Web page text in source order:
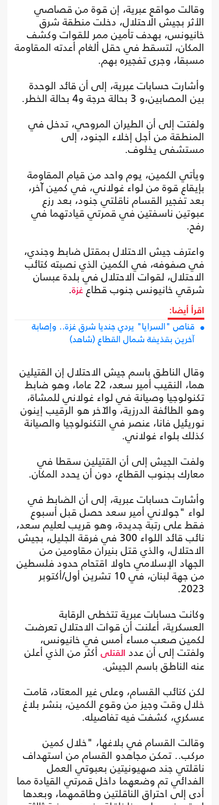
وقالت مواقع عبرية، إن قوة من قصاصي
الأثر بجيش الاحتلال، دخلت منطقة شرق
خانيونس، بهدف تأمين ممر للقوات وكشف
المكان، لتسقط في حقل ألغام أعدته المقاومة
مسبقا، وجرى تفجيره بهم.
وأشارت حسابات عبرية، إلى أن قائد الوحدة
بين المصابين،و 3 بحالة حرجة و4 بحالة الخطر.
ولفتت إلى أن الطيران المروحي، تدخل في
المنطقة من أجل إخلاء الجنود، إلى
مستشفى يخلوف.
ويأتي الكمين، يوم واحد من قيام المقاومة
بإيقاع قوة من لواء غولاني، في كمين آخر،
بعد تفجير القسام ناقلتي جنود، بعد رزع
عبوتين ناسفتين في قمرتي قيادتهما في
رفح.
واعترف جيش الاحتلال بمقتل ضابط وجندي،
في صفوفه، في الكمين الذي نصبته كتائب
الاحتلال، لقوات الاحتلال في بلدة عبسان
شرقي خانيونس جنوب قطاعغزة.
اقرأ أيضا:
قناص "السرايا" يردي جنديا شرق غزة.. وإصابة
آخرين بقذيفة شمال القطاع (شاهد)
وقال الناطق باسم جيش الاحتلال إن القتيلين
هما، النقيب أمير سعد، 22 عاما، وهو ضابط
تكنولوجيا وصيانة في لواء غولاني للمشاة،
وهو الطائفة الدرزية، والآخر هو الرقيب إينون
نوريئيل فانا، عنصر في التكنولوجيا والصيانة
كذلك بلواء غولاني.
ولفت الجيش إلى أن القتيلين سقطا في
معارك بجنوب القطاع، دون أن يحدد المكان.
وأشارت حسابات عبرية، إلى أن الضابط في
لواء "جولاني أمير سعد حصل قبل أسبوع
فقط على رتبة جديدة، وهو قريب لعليم سعد،
نائب قائد اللواء 300 في فرقة الجليل، بجيش
الاحتلال، والذي قتل بنيران مقاومين من
الجهاد الإسلامي حاولا اقتحام حدود فلسطين
من جهة لبنان، في 10 تشرين أول/أكتوبر
2023.
وكانت حسابات عبرية تتخطى الرقابة
العسكرية، أعلنت أن قوات الاحتلال تعرضت
لكمين صعب مساء أمس في خانيونس،
ولفتت إلى أن عدد القتلى أكثر من الذي أعلن
عنه الناطق باسم الجيش.
لكن كتائب القسام، وعلى غير المعتاد، قامت
خلال وقت وجيز من وقوع الكمين، بنشر بلاغ
عسكري، كشفت فيه تفاصيله.
وقالت القسام في بلاغها، "خلال كمين
مركب.. تمكن مجاهدو القسام من استهداف
ناقلتي جند صهيونيتين بعبوتي العمل
الفدائي تم وضعهما داخل قمرتي القيادة مما
أدى إلى احتراق الناقلتين وطاقمهما، وبعدها